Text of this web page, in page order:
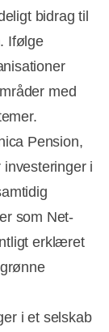
bidrag til
Ifølge
med
Pension,
i
som Net-
erklæret
i et selskab